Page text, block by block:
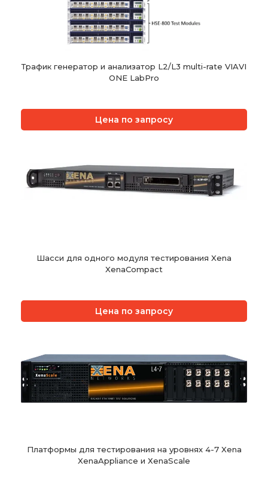
Трафик генератор и анализатор L2/L3 multi-rate VIAVI
ONE LabPro
Цена по запросу
Шасси для одного модуля тестирования Xena
XenaCompact
Цена по запросу
Платформы для тестирования на уровнях 4-7 Xena
XenaAppliance и ХеnaScale